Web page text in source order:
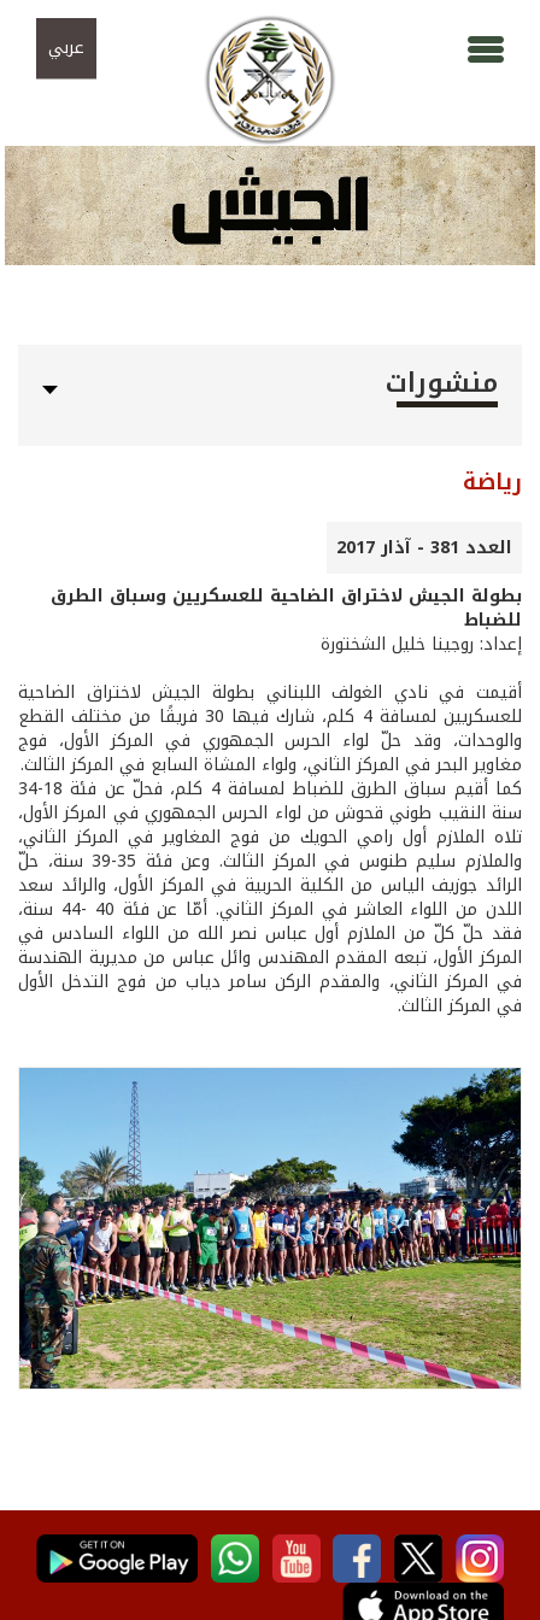
عربي
منشورات
رياضة
العدد 381 - آذار 2017
بطولة الجيش لاختراق الضاحية للعسكريين وسباق الطرق
للضباط
إعداد: روجينا خليل الشختورة
أقيمت في نادي الغولف اللبناني بطولة الجيش لاختراق الضاحية
للعسكريين لمسافة 4 كلم، شارك فيها 30 فريقًا من مختلف القطع
والوحدات، وقد حلّ لواء الحرس الجمهوري في المركز الأول، فوج
مغاوير البحر في المركز الثاني، ولواء المشاة السابع في المركز الثالث.
كما أقيم سباق الطرق للضباط لمسافة 4 كلم، فحلّ عن فئة 18-34
سنة النقيب طوني قحوش من لواء الحرس الجمهوري في المركز الأول،
تلاه الملازم أول رامي الحويك من فوج المغاوير في المركز الثاني،
والملازم سليم طنوس في المركز الثالث. وعن فئة 35-39 سنة، حلّ
الرائد جوزيف الياس من الكلية الحربية في المركز الأول، والرائد سعد
اللدن من اللواء العاشر في المركز الثاني. أمّا عن فئة 40 -44 سنة،
فقد حلّ كلّ من الملازم أول عباس نصر الله من اللواء السادس في
المركز الأول، تبعه المقدم المهندس وائل عباس من مديرية الهندسة
في المركز الثاني، والمقدم الركن سامر دياب من فوج التدخل الأول
في المركز الثالث.